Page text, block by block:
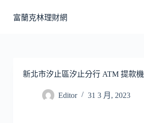
至
富蘭克林理財網
新北市汐止區汐止分行 ATM 提款機
Editor 31 3 月, 2023